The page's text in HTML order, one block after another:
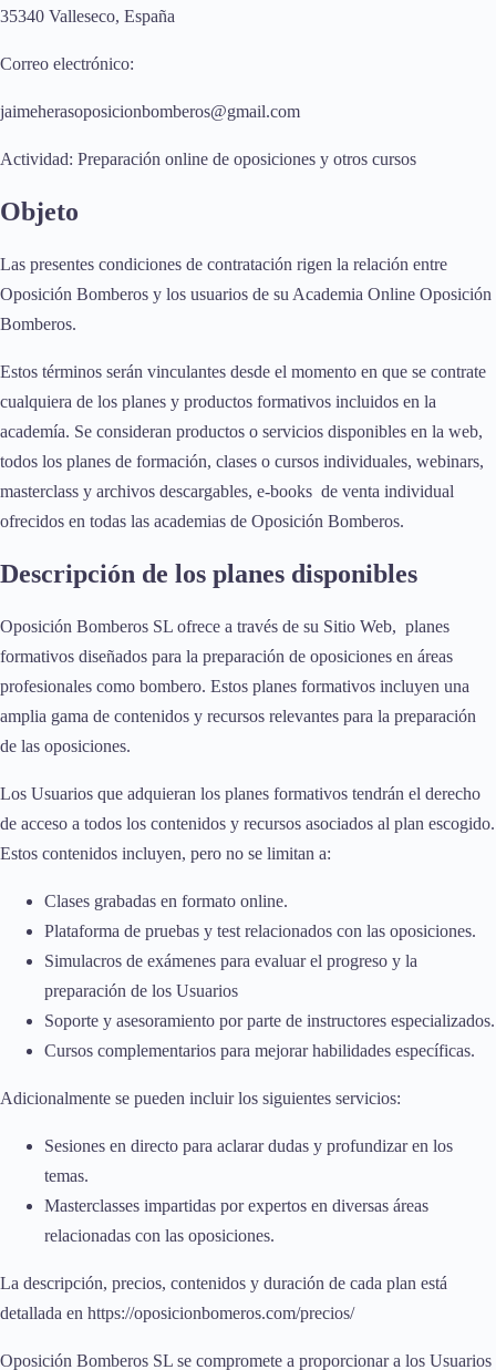
35340 Valleseco, España
Correo electrónico:
jaimeherasoposicionbomberos@gmail.com
Actividad: Preparación online de oposiciones y otros cursos
Objeto
Las presentes condiciones de contratación rigen la relación entre
Oposición Bomberos y los usuarios de su Academia Online Oposición
Bomberos.
Estos términos serán vinculantes desde el momento en que se contrate
cualquiera de los planes y productos formativos incluidos en la
academía. Se consideran productos o servicios disponibles en la web,
todos los planes de formación, clases o cursos individuales, webinars,
masterclass y archivos descargables, e-books de venta individual
ofrecidos en todas las academias de Oposición Bomberos.
Descripción de los planes disponibles
Oposición Bomberos SL ofrece a través de su Sitio Web, planes
formativos diseñados para la preparación de oposiciones en áreas
profesionales como bombero. Estos planes formativos incluyen una
amplia gama de contenidos y recursos relevantes para la preparación
de las oposiciones.
Los Usuarios que adquieran los planes formativos tendrán el derecho
de acceso a todos los contenidos y recursos asociados al plan escogido.
Estos contenidos incluyen, pero no se limitan a:
Clases grabadas en formato online.
Plataforma de pruebas y test relacionados con las oposiciones.
Simulacros de exámenes para evaluar el progreso y la
preparación de los Usuarios
Soporte y asesoramiento por parte de instructores especializados.
Cursos complementarios para mejorar habilidades específicas.
Adicionalmente se pueden incluir los siguientes servicios:
Sesiones en directo para aclarar dudas y profundizar en los
temas.
Masterclasses impartidas por expertos en diversas áreas
relacionadas con las oposiciones.
La descripción, precios, contenidos y duración de cada plan está
detallada en https://oposicionbomeros.com/precios/
Oposición Bomberos SL se compromete a proporcionar a los Usuarios